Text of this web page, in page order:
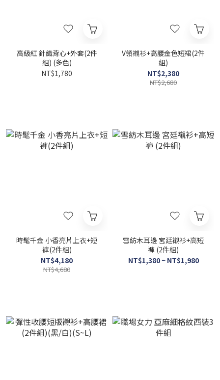
高級紅 針織背心+外套(2件
組) (多色)
NT$1,780
V領襯衫+高腰金色短裙(2件
組)
NT$2,380
NT$2,680
時髦千金 小香亮片上衣+短
褲(2件組)
NT$4,180
NT$4,680
雪紡木耳邊 宮廷襯衫+高短
褲 (2件組)
NT$1,380 ~ NT$1,980